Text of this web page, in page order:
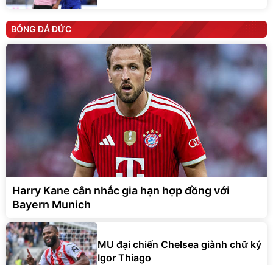
BÓNG ĐÁ ĐỨC
Harry Kane cân nhắc gia hạn hợp đồng với
Bayern Munich
MU đại chiến Chelsea giành chữ ký
Igor Thiago